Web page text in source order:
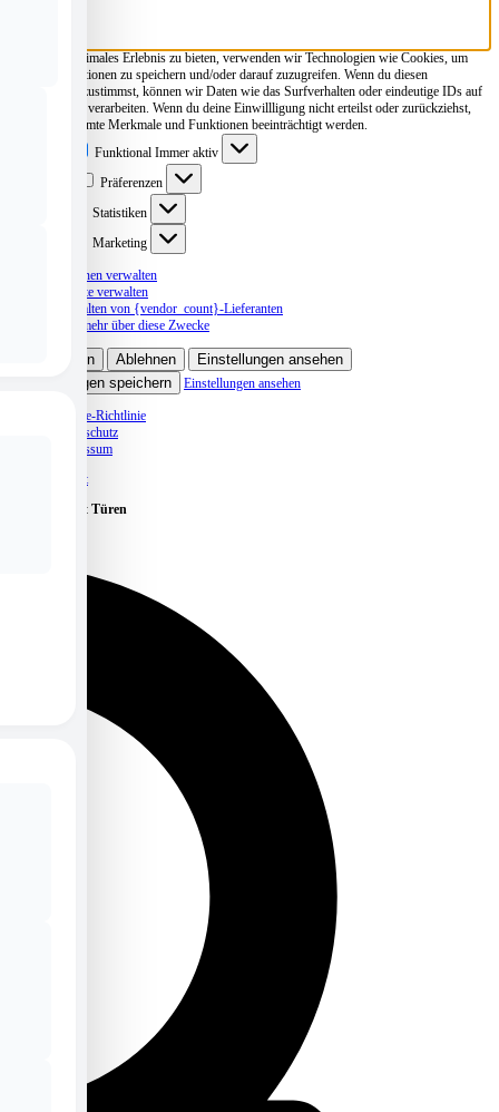
Um dir ein optimales Erlebnis zu bieten, verwenden wir Technologien wie Cookies, um
Geräteinformationen zu speichern und/oder darauf zuzugreifen. Wenn du diesen
Technologien zustimmst, können wir Daten wie das Surfverhalten oder eindeutige IDs auf
dieser Website verarbeiten. Wenn du deine Einwillligung nicht erteilst oder zurückziehst,
können bestimmte Merkmale und Funktionen beeinträchtigt werden.
Funktional Immer aktiv
Präferenzen
Statistiken
Marketing
Optionen verwalten
Dienste verwalten
Verwalten von {vendor_count}-Lieferanten
Lese mehr über diese Zwecke
Akzeptieren Ablehnen
Einstellungen ansehen
Einstellungen speichern
Einstellungen ansehen
Cookie-Richtlinie
Datenschutz
Impressum
Skip to content
Caritas öffnet Türen